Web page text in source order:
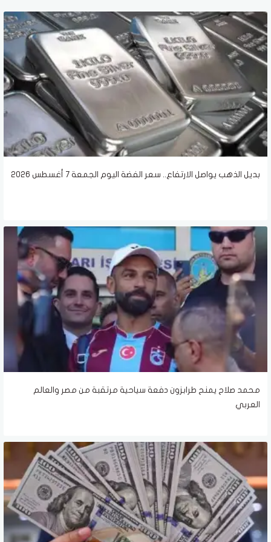
بديل الذهب يواصل الارتفاع.. سعر الفضة اليوم الجمعة 7 أغسطس 2026
محمد صلاح يمنح طرابزون دفعة سياحية مرتقبة من مصر والعالم
العربي